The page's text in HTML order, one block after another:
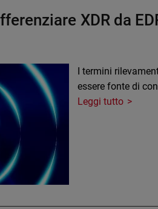
XDR da
I termini
essere fonte di
Leggi tutto